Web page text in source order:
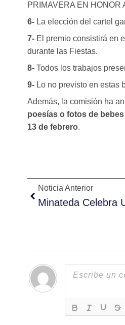
PRIMAVERA EN HONOR
6-La elección del cartel
7-El premio consistirá en
durante las Fiestas.
8- Todos los trabajos
9-Lo no previsto en estas
Además, la comisión ha
poesías o fotos de
13 de febrero.
Noticia Anterior